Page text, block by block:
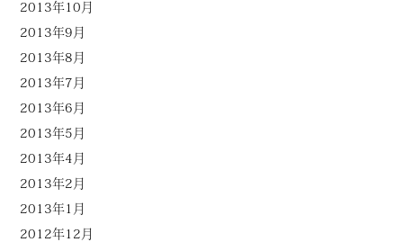
2013年10月
2013年9月
2013年8月
2013年7月
2013年6月
2013年5月
2013年4月
2013年2月
2013年1月
2012年12月